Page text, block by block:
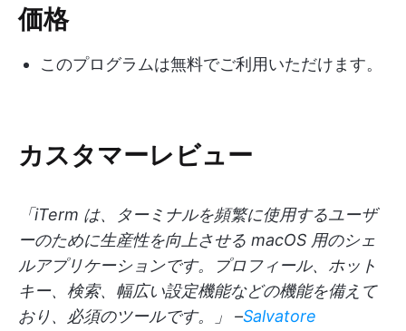
価格
このプログラムは無料でご利用いただけます。
カスタマーレビュー
「iTerm は、ターミナルを頻繁に使用するユーザ
ーのために生産性を向上させる macOS 用のシェ
ルアプリケーションです。プロフィール、ホット
キー、検索、幅広い設定機能などの機能を備えて
おり、必須のツールです。」 –Salvatore